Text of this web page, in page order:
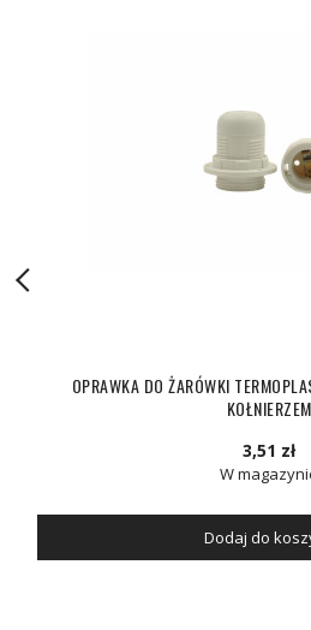
OPRAWKA DO ŻARÓWKI
KOŁNIERZEM
3,51 zł
W
Dodaj do